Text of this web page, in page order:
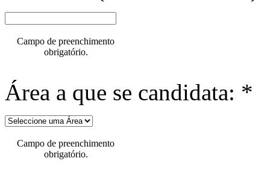
Campo de preenchimento
obrigatório.
Área a que se candidata: *
Campo de preenchimento
obrigatório.